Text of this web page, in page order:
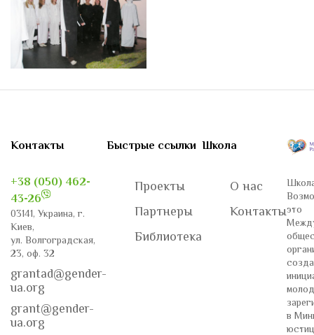
Контакты
+38 (050) 462-
43-26
03141, Украина, г.
Киев,
ул. Волгоградская,
23, оф. 32
grantad@gender-
ua.org
grant@gender-
ua.org
Быстрые ссылки
Проекты
Партнеры
Библиотека
Школа
О нас
Контактыэто
в